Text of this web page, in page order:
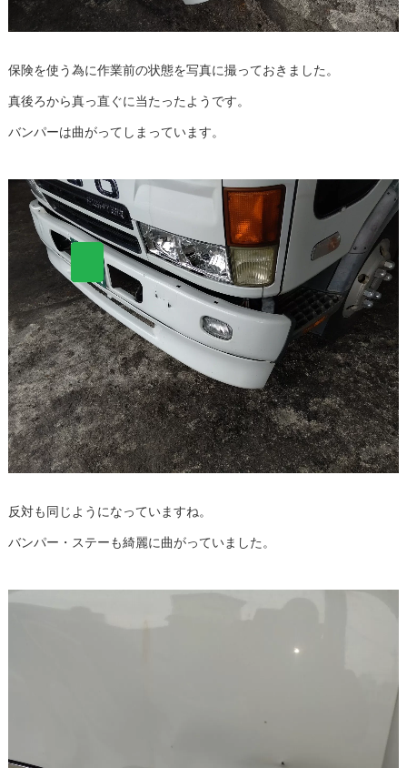
保険を使う為に作業前の状態を写真に撮っておきました。
真後ろから真っ直ぐに当たったようです。
バンパーは曲がってしまっています。
反対も同じようになっていますね。
バンパー・ステーも綺麗に曲がっていました。